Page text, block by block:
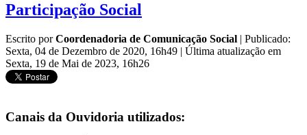
Participação Social
Escrito porCoordenadoria de Comunicação Social | Publicado:
Sexta, 04 de Dezembro de 2020, 16h49 | Última atualização em
Sexta, 19 de Mai de 2023, 16h26
Canais da Ouvidoria utilizados: